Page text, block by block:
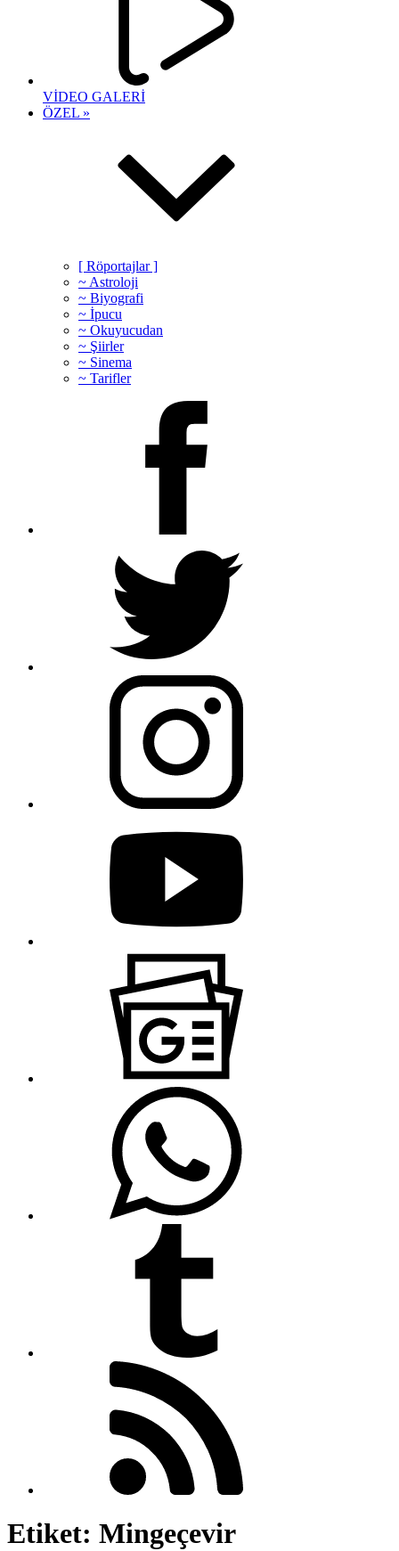
VİDEO GALERİ
ÖZEL »
[ Röportajlar ]
~ Astroloji
~ Biyografi
~ İpucu
~ Okuyucudan
~ Şiirler
~ Sinema
~ Tarifler
Etiket: Mingeçevir